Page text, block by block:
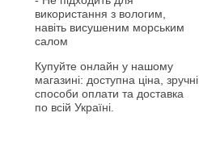
використання з вологим,
навіть висушеним морським
салом
Купуйте онлайн у нашому
магазині: доступна ціна, зручні
способи оплати та доставка
по всій Україні.